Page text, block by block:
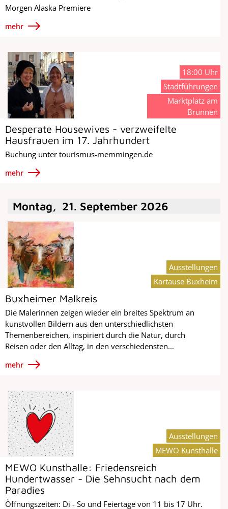
Morgen Alaska Premiere
mehr
Desperate Housewives - verzweifelte
Hausfrauen im 17. Jahrhundert
Buchung unter tourismus-memmingen.de
mehr
18:00 Uhr
Stadtführungen
Marktplatz am
Brunnen
Montag, 21. September 2026
Buxheimer Malkreis
Die Malerinnen zeigen wieder ein breites Spektrum an
kunstvollen Bildern aus den unterschiedlichsten
Themenbereichen, inspiriert durch die Natur, durch
Reisen oder den Alltag, in den verschiedensten...
mehr
Ausstellungen
Kartause Buxheim
MEWO Kunsthalle: Friedensreich
Hundertwasser - Die Sehnsucht nach dem
Paradies
Öffnungszeiten: Di - So und Feiertage von 11 bis 17 Uhr.
Ausstellungen
MEWO Kunsthalle